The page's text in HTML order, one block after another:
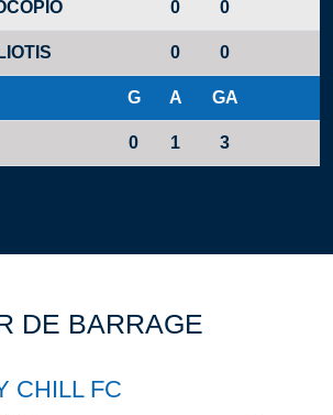
0 0
0 0
G A GA
0 1 3
DE BARRAGE
CHILL FC